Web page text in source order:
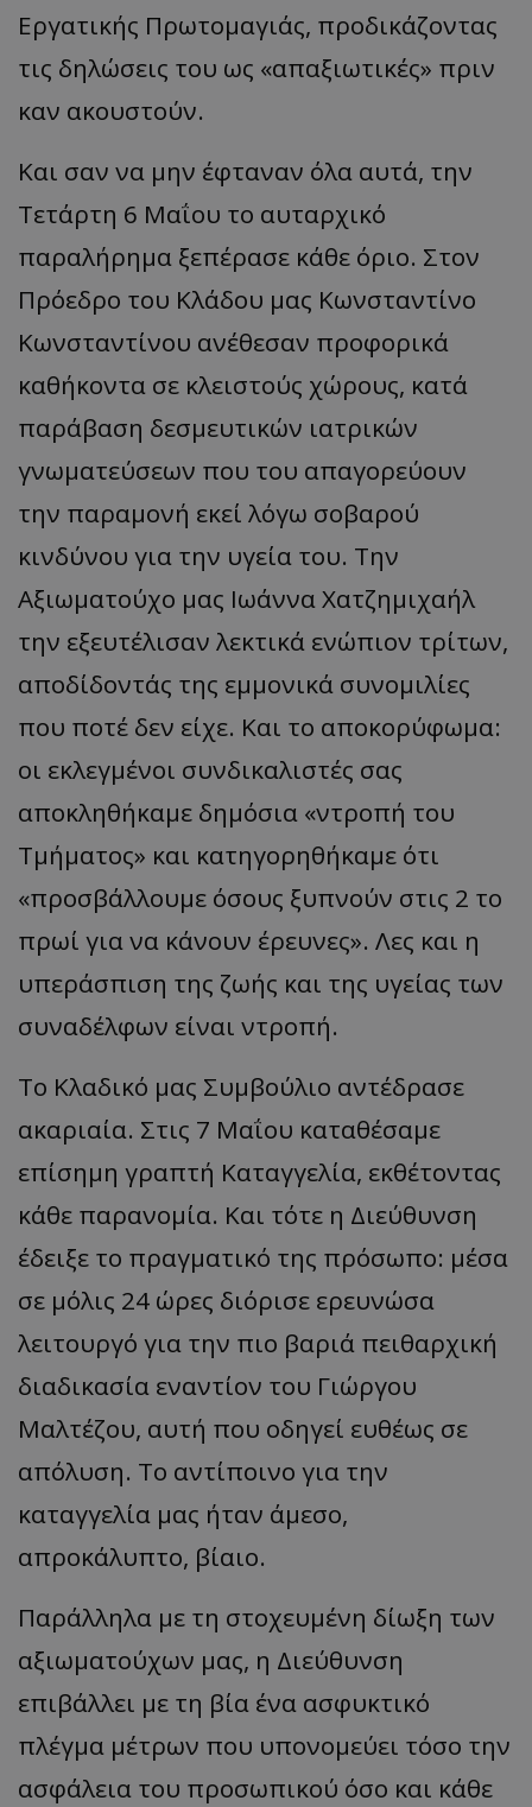
Εργατικής Πρωτομαγιάς, προδικάζοντας
τις δηλώσεις του ως «απαξιωτικές» πριν
καν ακουστούν.
Και σαν να μην έφταναν όλα αυτά, την
Τετάρτη 6 Μαΐου το αυταρχικό
παραλήρημα ξεπέρασε κάθε όριο. Στον
Πρόεδρο του Κλάδου μας Κωνσταντίνο
Κωνσταντίνου ανέθεσαν προφορικά
καθήκοντα σε κλειστούς χώρους, κατά
παράβαση δεσμευτικών ιατρικών
γνωματεύσεων που του απαγορεύουν
την παραμονή εκεί λόγω σοβαρού
κινδύνου για την υγεία του. Την
Αξιωματούχο μας Ιωάννα Χατζημιχαήλ
την εξευτέλισαν λεκτικά ενώπιον τρίτων,
αποδίδοντάς της εμμονικά συνομιλίες
που ποτέ δεν είχε. Και το αποκορύφωμα:
οι εκλεγμένοι συνδικαλιστές σας
αποκληθήκαμε δημόσια «ντροπή του
Τμήματος» και κατηγορηθήκαμε ότι
«προσβάλλουμε όσους ξυπνούν στις 2 το
πρωί για να κάνουν έρευνες». Λες και η
υπεράσπιση της ζωής και της υγείας των
συναδέλφων είναι ντροπή.
Το Κλαδικό μας Συμβούλιο αντέδρασε
ακαριαία. Στις 7 Μαΐου καταθέσαμε
επίσημη γραπτή Καταγγελία, εκθέτοντας
κάθε παρανομία. Και τότε η Διεύθυνση
έδειξε το πραγματικό της πρόσωπο: μέσα
σε μόλις 24 ώρες διόρισε ερευνώσα
λειτουργό για την πιο βαριά πειθαρχική
διαδικασία εναντίον του Γιώργου
Μαλτέζου, αυτή που οδηγεί ευθέως σε
απόλυση. Το αντίποινο για την
καταγγελία μας ήταν άμεσο,
απροκάλυπτο, βίαιο.
Παράλληλα με τη στοχευμένη δίωξη των
αξιωματούχων μας, η Διεύθυνση
επιβάλλει με τη βία ένα ασφυκτικό
πλέγμα μέτρων που υπονομεύει τόσο την
ασφάλεια του προσωπικού όσο και κάθε